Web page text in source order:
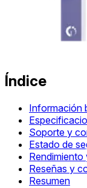
Índice
Información
Soporte y
Estado de
Reseñas y
Resumen